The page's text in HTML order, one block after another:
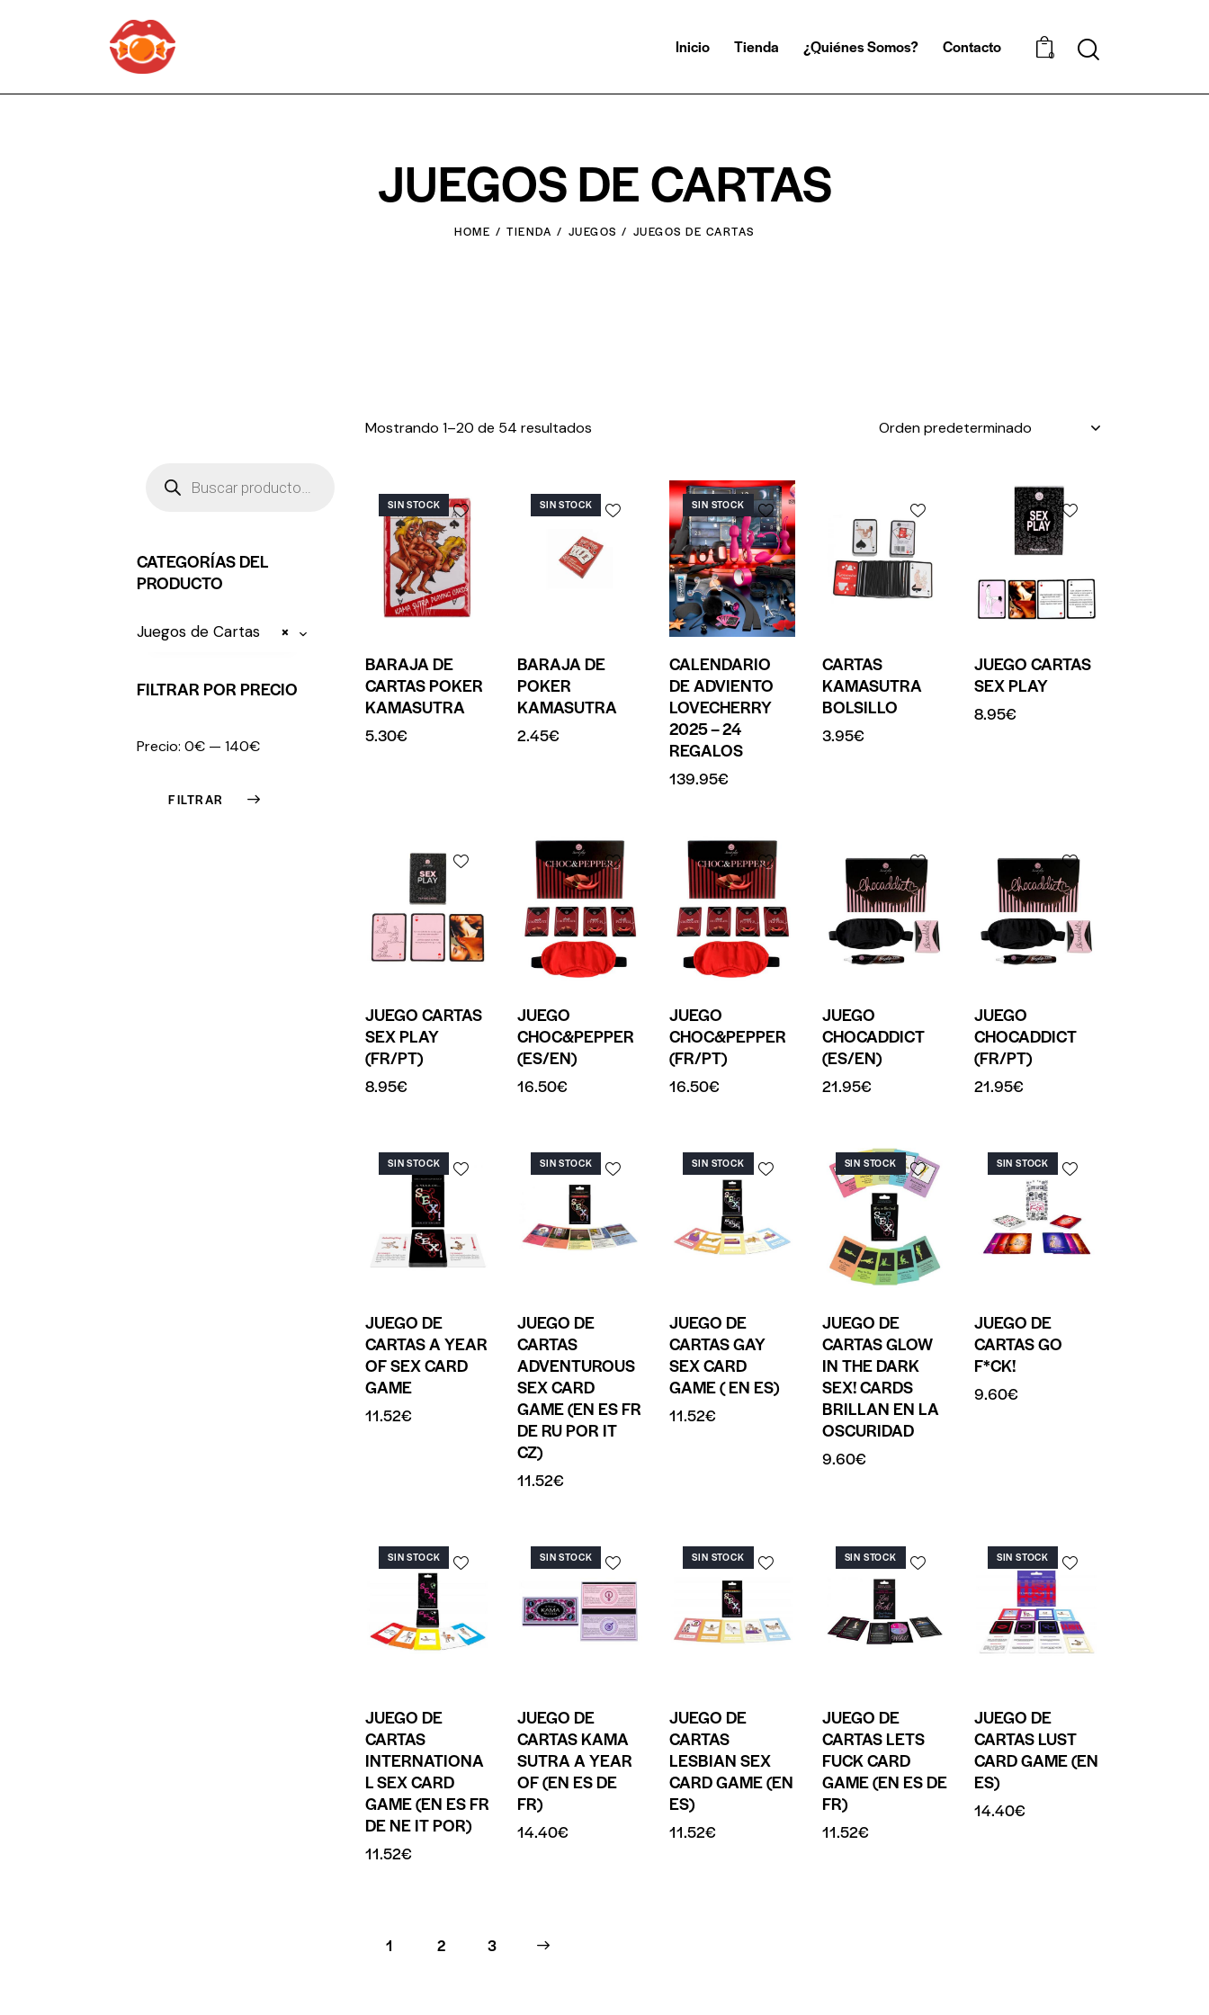
Inicio Tienda ¿Quiénes Somos? Contacto 0
JUEGOS DE CARTAS
HOME TIENDA JUEGOS JUEGOS DE CARTAS
Mostrando 1–20 de 54 resultados
SIN STOCK
BARAJA DE
CARTAS POKER
KAMASUTRA
5.30€
SIN STOCK
BARAJA DE
POKER
KAMASUTRA
2.45€
SIN STOCK
CALENDARIO
DE ADVIENTO
LOVECHERRY
2025 – 24
REGALOS
139.95€
CARTAS
KAMASUTRA
BOLSILLO
3.95€
JUEGO CARTAS
SEX PLAY
8.95€
JUEGO CARTAS
SEX PLAY
(FR/PT)
8.95€
JUEGO
CHOC&PEPPER
(ES/EN)
16.50€
JUEGO
CHOC&PEPPER
(FR/PT)
16.50€
JUEGO
CHOCADDICT
(ES/EN)
21.95€
JUEGO
CHOCADDICT
(FR/PT)
21.95€
SIN STOCK
JUEGO DE
CARTAS A YEAR
OF SEX CARD
GAME
11.52€
SIN STOCK
JUEGO DE
CARTAS
ADVENTUROUS
SEX CARD
GAME (EN ES FR
DE RU POR IT
CZ)
11.52€
SIN STOCK
JUEGO DE
CARTAS GAY
SEX CARD
GAME ( EN ES)
11.52€
SIN STOCK
JUEGO DE
CARTAS GLOW
IN THE DARK
SEX! CARDS
BRILLAN EN LA
OSCURIDAD
9.60€
SIN STOCK
JUEGO DE
CARTAS GO
F*CK!
9.60€
SIN STOCK
JUEGO DE
CARTAS
INTERNATIONA
L SEX CARD
GAME (EN ES FR
DE NE IT POR)
11.52€
SIN STOCK
JUEGO DE
CARTAS KAMA
SUTRA A YEAR
OF (EN ES DE
FR)
14.40€
SIN STOCK
JUEGO DE
CARTAS
LESBIAN SEX
CARD GAME (EN
ES)
11.52€
SIN STOCK
JUEGO DE
CARTAS LETS
FUCK CARD
GAME (EN ES DE
FR)
11.52€
SIN STOCK
JUEGO DE
CARTAS LUST
CARD GAME (EN
ES)
14.40€
1 2 3
CATEGORÍAS DEL
PRODUCTO
×
Juegos de Cartas
FILTRAR POR PRECIO
FILTRAR
Precio: 0€ — 140€